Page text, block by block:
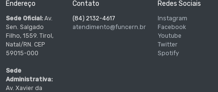
Endereço
Sede Oficial: Av.
Sen. Salgado
Filho, 1559. Tirol,
Natal/RN. CEP
59015-000
Sede
Administrativa:
Av. Xavier da
Contato
(84) 2132-4617
atendimento@funcern.br
Redes Sociais
Instagram
Facebook
Youtube
Twitter
Spotify